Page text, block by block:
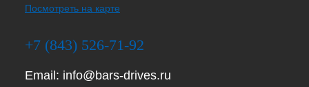
Посмотреть на карте
+7 (843) 526-71-92
Email: info@bars-drives.ru